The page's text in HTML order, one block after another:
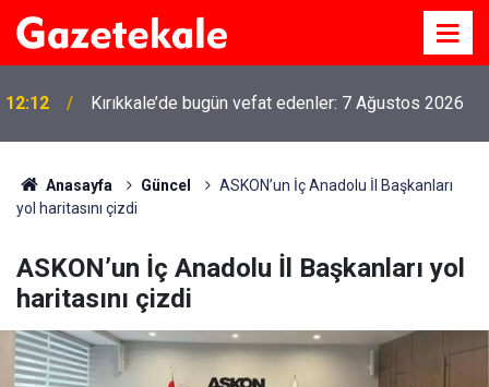
12:12 Kırıkkale’de bugün vefat edenler: 7 Ağustos 2026
Anasayfa Güncel
ASKON’un İç Anadolu İl Başkanları
yol haritasını çizdi
ASKON’un İç Anadolu İl Başkanları yol
haritasını çizdi